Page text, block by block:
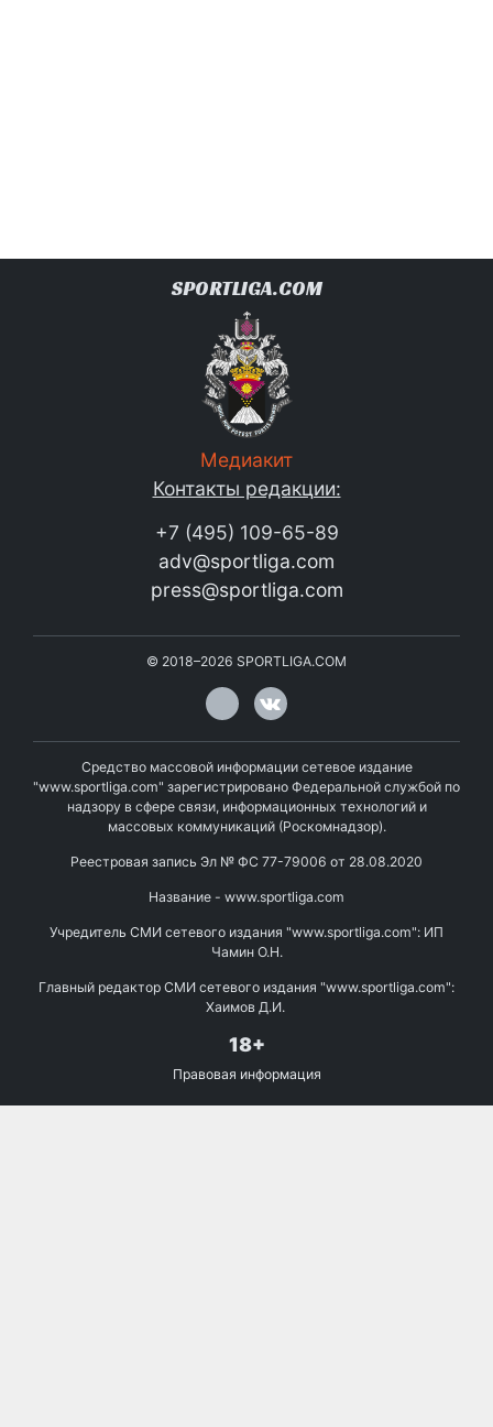
SPORTLIGA.COM
Медиакит
Контакты редакции:
+7 (495) 109-65-89
adv@sportliga.com
press@sportliga.com
© 2018–2026 SPORTLIGA.COM
Средство массовой информации сетевое издание
"www.sportliga.com" зарегистрировано Федеральной службой по
надзору в сфере связи, информационных технологий и
массовых коммуникаций (Роскомнадзор).
Реестровая запись Эл № ФС 77-79006 от 28.08.2020
Название - www.sportliga.com
Учредитель СМИ сетевого издания "www.sportliga.com": ИП
Чамин О.Н.
Главный редактор СМИ сетевого издания "www.sportliga.com":
Хаимов Д.И.
18+
Правовая информация